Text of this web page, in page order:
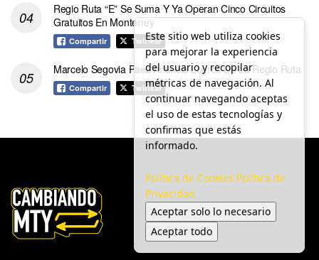
Regio Ruta “E” Se Suma Y Ya Operan Cinco Circuitos
Gratuitos En Monterrey
Compartir Twittear
Marcelo Segovia Páez Anuncia Logros De La Regio Ruta
Compartir Twittear
Este sitio web utiliza cookies
para mejorar la experiencia
del usuario y recopilar
métricas de navegación. Al
continuar navegando aceptas
el uso de estas tecnologías y
confirmas que estás
informado.
Política de Cookies Política de
Privacidad
Aceptar solo lo necesario
Aceptar todo